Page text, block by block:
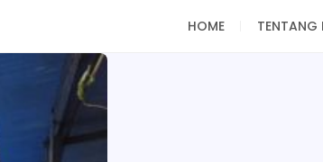
HOME TENTANG